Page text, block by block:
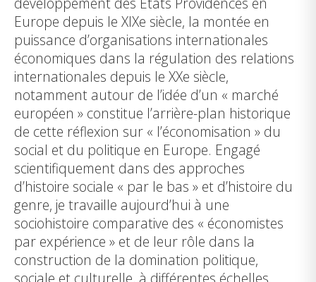
Europe depuis le XIXe siècle, la montée en
puissance d’organisations internationales
économiques dans la régulation des relations
internationales depuis le XXe siècle,
notamment autour de l’idée d’un « marché
européen » constitue l’arrière-plan historique
de cette réflexion sur « l’économisation » du
social et du politique en Europe. Engagé
scientifiquement dans des approches
d’histoire sociale « par le bas » et d’histoire du
genre, je travaille aujourd’hui à une
sociohistoire comparative des « économistes
par expérience » et de leur rôle dans la
construction de la domination politique,